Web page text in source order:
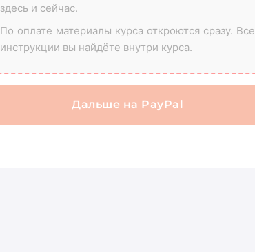
здесь и сейчас.
По оплате материалы курса откроются сразу. Все
инструкции вы найдёте внутри курса.
Дальше на PayPal